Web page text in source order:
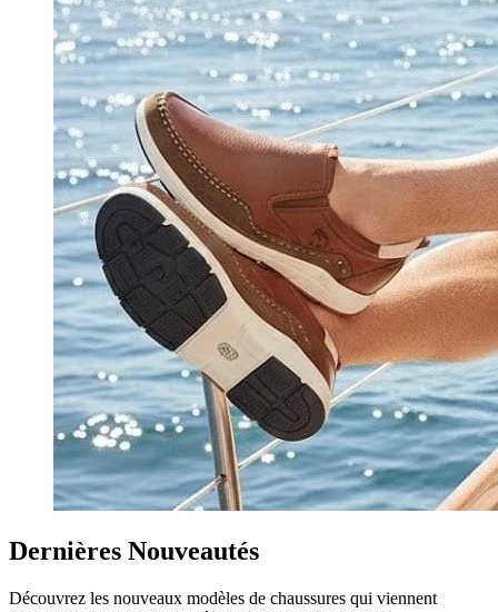
Dernières Nouveautés
Découvrez les nouveaux modèles de chaussures qui viennent